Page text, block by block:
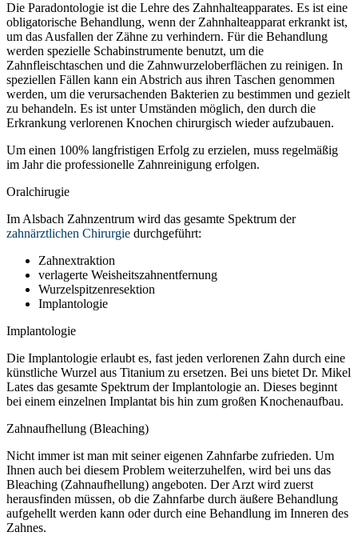
Die Paradontologie ist die Lehre des Zahnhalteapparates. Es ist eine
obligatorische Behandlung, wenn der Zahnhalteapparat erkrankt ist,
um das Ausfallen der Zähne zu verhindern. Für die Behandlung
werden spezielle Schabinstrumente benutzt, um die
Zahnfleischtaschen und die Zahnwurzeloberflächen zu reinigen. In
speziellen Fällen kann ein Abstrich aus ihren Taschen genommen
werden, um die verursachenden Bakterien zu bestimmen und gezielt
zu behandeln. Es ist unter Umständen möglich, den durch die
Erkrankung verlorenen Knochen chirurgisch wieder aufzubauen.
Um einen 100% langfristigen Erfolg zu erzielen, muss regelmäßig
im Jahr die professionelle Zahnreinigung erfolgen.
Oralchirugie
Im Alsbach Zahnzentrum wird das gesamte Spektrum der
zahnärztlichen Chirurgie durchgeführt:
Zahnextraktion
verlagerte Weisheitszahnentfernung
Wurzelspitzenresektion
Implantologie
Implantologie
Die Implantologie erlaubt es, fast jeden verlorenen Zahn durch eine
künstliche Wurzel aus Titanium zu ersetzen. Bei uns bietet Dr. Mikel
Lates das gesamte Spektrum der Implantologie an. Dieses beginnt
bei einem einzelnen Implantat bis hin zum großen Knochenaufbau.
Zahnaufhellung (Bleaching)
Nicht immer ist man mit seiner eigenen Zahnfarbe zufrieden. Um
Ihnen auch bei diesem Problem weiterzuhelfen, wird bei uns das
Bleaching (Zahnaufhellung) angeboten. Der Arzt wird zuerst
herausfinden müssen, ob die Zahnfarbe durch äußere Behandlung
aufgehellt werden kann oder durch eine Behandlung im Inneren des
Zahnes.